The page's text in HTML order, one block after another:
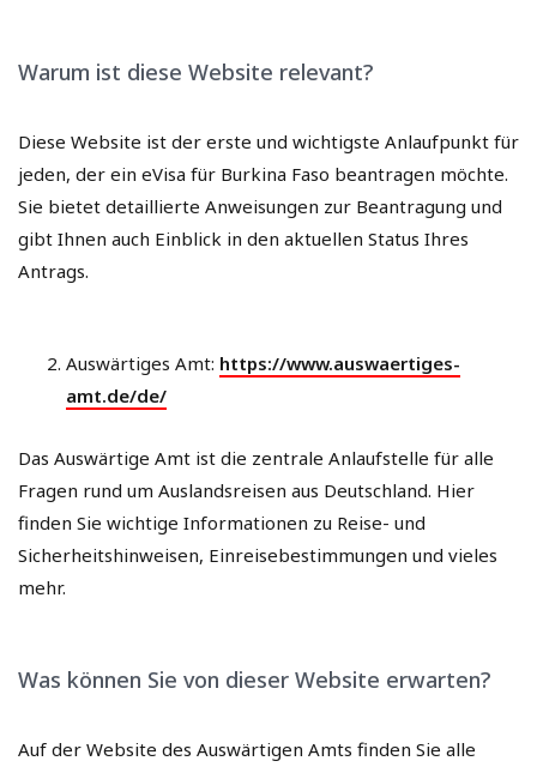
Warum ist diese Website relevant?
Diese Website ist der erste und wichtigste Anlaufpunkt für
jeden, der ein eVisa für Burkina Faso beantragen möchte.
Sie bietet detaillierte Anweisungen zur Beantragung und
gibt Ihnen auch Einblick in den aktuellen Status Ihres
Antrags.
Auswärtiges Amt: https://www.auswaertiges-
amt.de/de/
Das Auswärtige Amt ist die zentrale Anlaufstelle für alle
Fragen rund um Auslandsreisen aus Deutschland. Hier
finden Sie wichtige Informationen zu Reise- und
Sicherheitshinweisen, Einreisebestimmungen und vieles
mehr.
Was können Sie von dieser Website erwarten?
Auf der Website des Auswärtigen Amts finden Sie alle